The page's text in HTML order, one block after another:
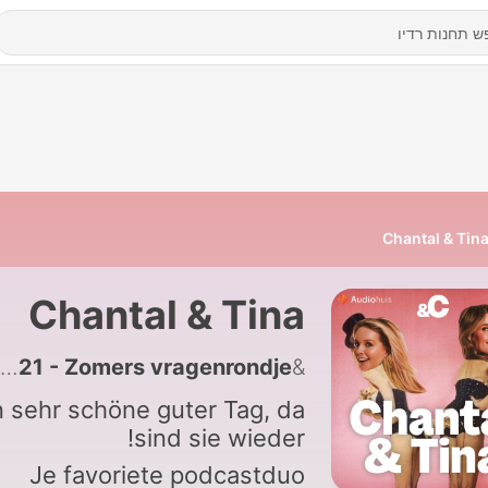
Chantal & Tina
Chantal & Tina
&C Media / Audiohuis
121 - Zomers vragenrondje!
sehr schöne guter Tag, da
sind sie wieder!
Je favoriete podcastduo